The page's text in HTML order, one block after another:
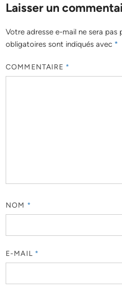
Laisser un
Votre adresse e-mail ne sera pas
obligatoires sont indiqués avec *
COMMENTAIRE *
NOM *
E-MAIL *